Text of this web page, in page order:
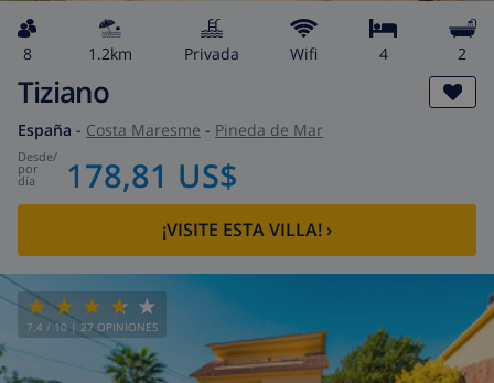
8 1.2km privada wifi 4 2
Tiziano
España - Costa Maresme - Pineda de Mar
desde/
por
día 178,81 US$
¡VISITE ESTA VILLA! ›
7.4 / 10 | 27 OPINIONES